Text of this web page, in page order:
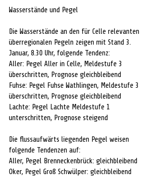
Wasserstände und Pegel
Die Wasserstände an den für Celle relevanten
überregionalen Pegeln zeigen mit Stand 3.
Januar, 8.30 Uhr, folgende Tendenz:
Aller: Pegel Aller in Celle, Meldestufe 3
überschritten, Prognose gleichbleibend
Fuhse: Pegel Fuhse Wathlingen, Meldestufe 3
überschritten, Prognose gleichbleibend
Lachte: Pegel Lachte Meldestufe 1
unterschritten, Prognose steigend
Die flussaufwärts liegenden Pegel weisen
folgende Tendenzen auf:
Aller, Pegel Brenneckenbrück: gleichbleibend
Oker, Pegel Groß Schwülper: gleichbleibend